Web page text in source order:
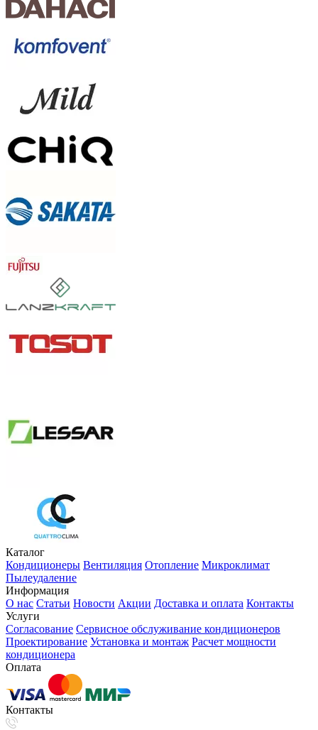
Каталог
Кондиционеры Вентиляция Отопление Микроклимат
Пылеудаление
Информация
О нас Статьи Новости Акции Доставка и оплата Контакты
Услуги
Согласование Сервисное обслуживание кондиционеров
Проектирование Установка и монтаж Расчет мощности
кондиционера
Оплата
Контакты